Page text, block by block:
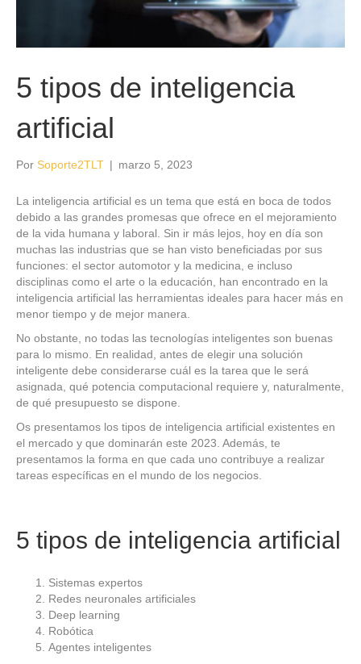
5 tipos de inteligencia
artificial
Por Soporte2TLT | marzo 5, 2023
La inteligencia artificial es un tema que está en boca de todos
debido a las grandes promesas que ofrece en el mejoramiento
de la vida humana y laboral. Sin ir más lejos, hoy en día son
muchas las industrias que se han visto beneficiadas por sus
funciones: el sector automotor y la medicina, e incluso
disciplinas como el arte o la educación, han encontrado en la
inteligencia artificial las herramientas ideales para hacer más en
menor tiempo y de mejor manera.
No obstante, no todas las tecnologías inteligentes son buenas
para lo mismo. En realidad, antes de elegir una solución
inteligente debe considerarse cuál es la tarea que le será
asignada, qué potencia computacional requiere y, naturalmente,
de qué presupuesto se dispone.
Os presentamos los tipos de inteligencia artificial existentes en
el mercado y que dominarán este 2023. Además, te
presentamos la forma en que cada uno contribuye a realizar
tareas específicas en el mundo de los negocios.
5 tipos de inteligencia artificial
Sistemas expertos
Redes neuronales artificiales
Deep learning
Robótica
Agentes inteligentes